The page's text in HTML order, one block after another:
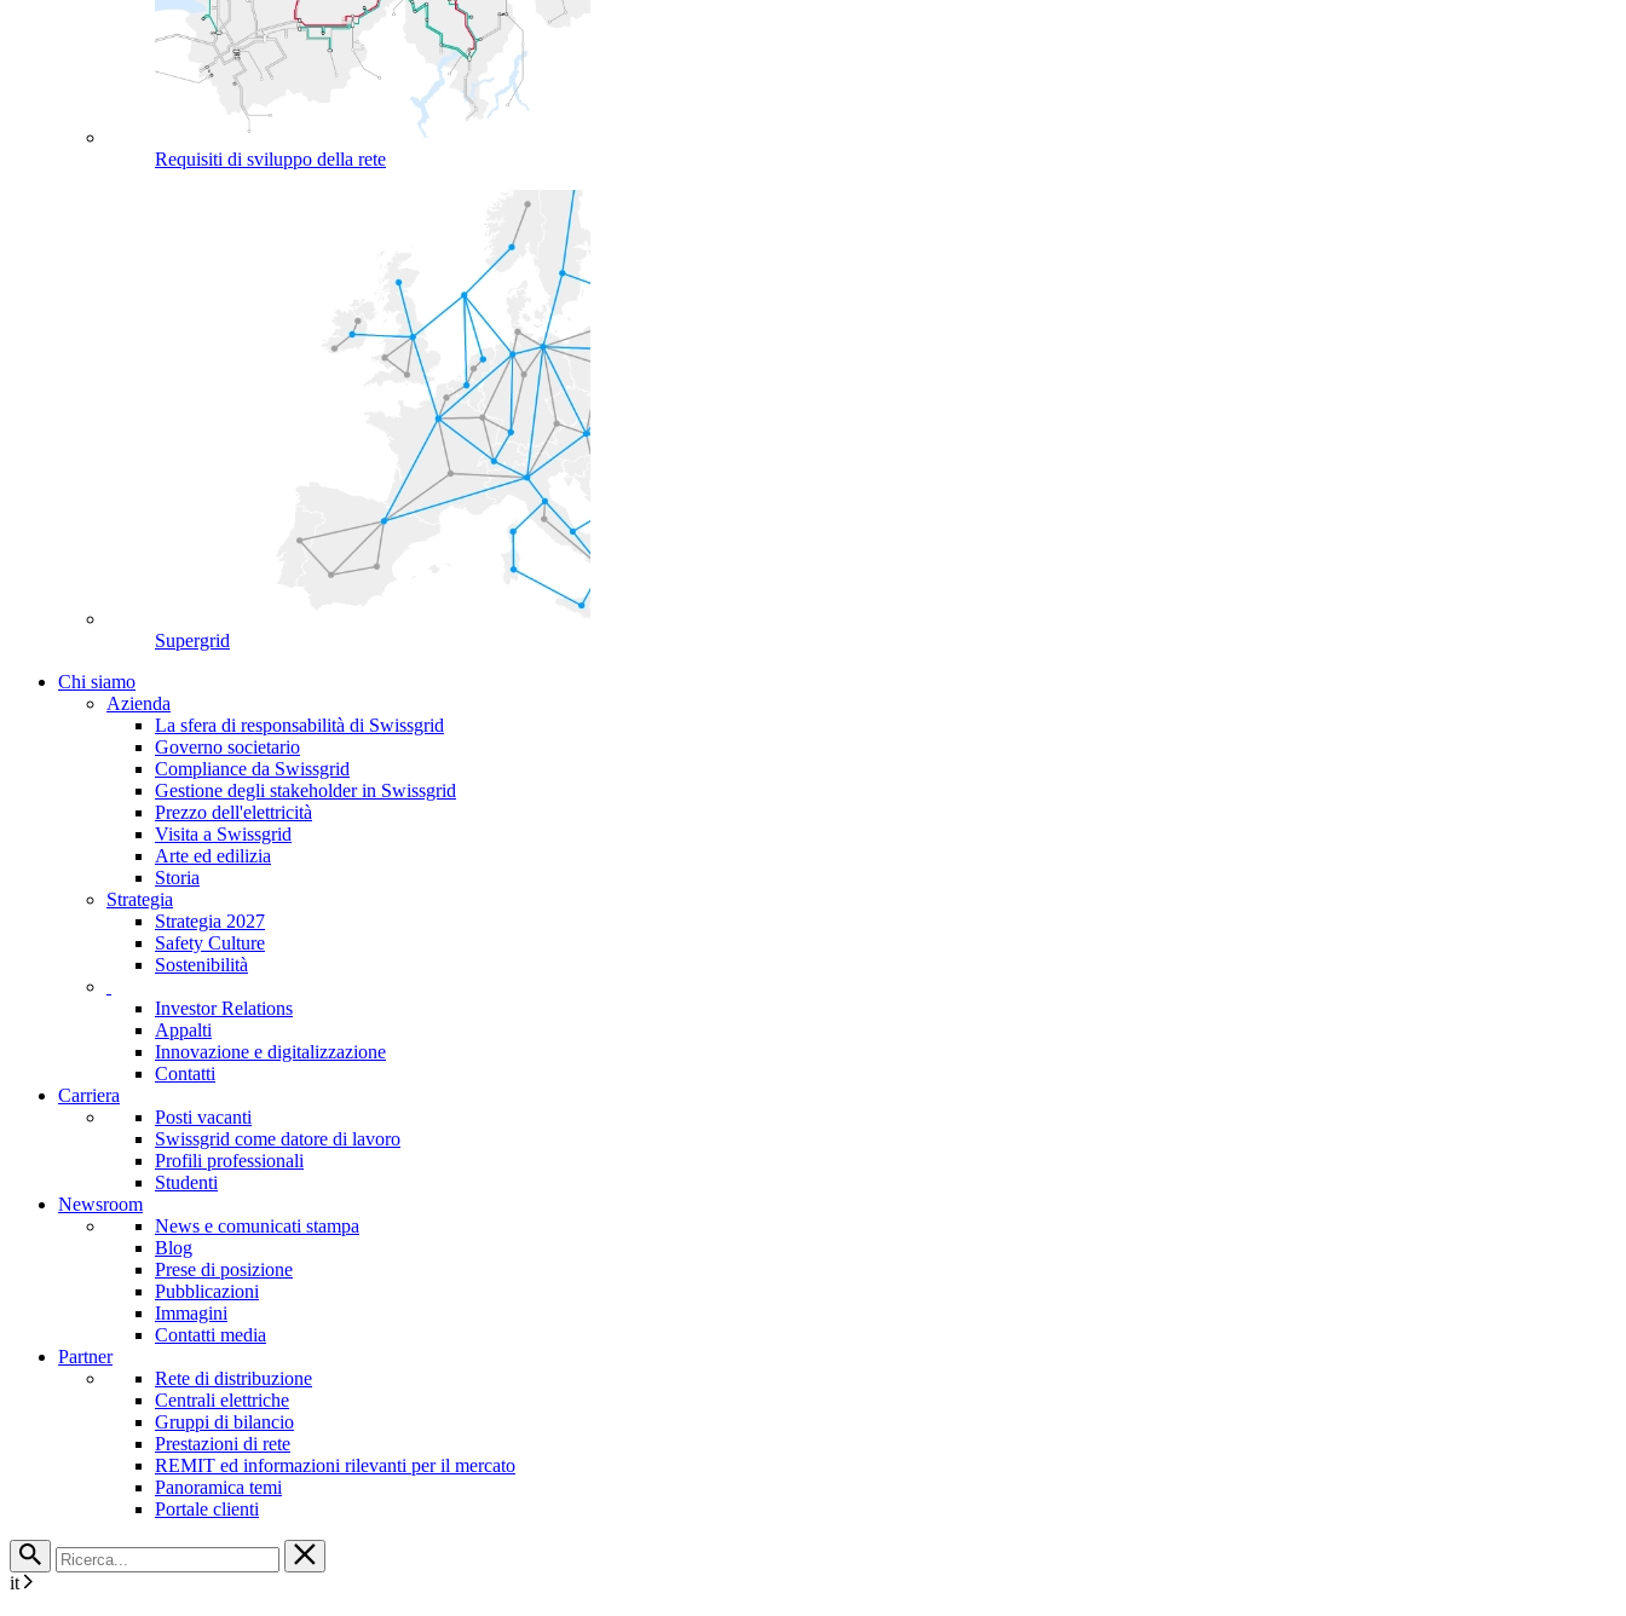
Requisiti di sviluppo della rete
Supergrid
Chi siamo
Azienda
La sfera di responsabilità di Swissgrid
Governo societario
Compliance da Swissgrid
Gestione degli stakeholder in Swissgrid
Prezzo dell'elettricità
Visita a Swissgrid
Arte ed edilizia
Storia
Strategia
Strategia 2027
Safety Culture
Sostenibilità
Investor Relations
Appalti
Innovazione e digitalizzazione
Contatti
Carriera
Posti vacanti
Swissgrid come datore di lavoro
Profili professionali
Studenti
Newsroom
News e comunicati stampa
Blog
Prese di posizione
Pubblicazioni
Immagini
Contatti media
Partner
Rete di distribuzione
Centrali elettriche
Gruppi di bilancio
Prestazioni di rete
REMIT ed informazioni rilevanti per il mercato
Panoramica temi
Portale clienti
it